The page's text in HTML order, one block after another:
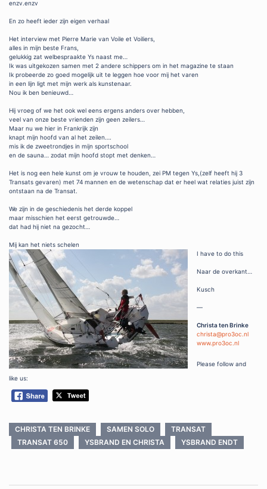
enzv.enzv
En zo heeft ieder zijn eigen verhaal
Het interview met Pierre Marie van Voile et Voiliers,
alles in mijn beste Frans,
gelukkig zat welbespraakte Ys naast me…
Ik was uitgekozen samen met 2 andere schippers om in het magazine te staan
Ik probeerde zo goed mogelijk uit te leggen hoe voor mij het varen
in een lijn ligt met mijn werk als kunstenaar.
Nou ik ben benieuwd…
Hij vroeg of we het ook wel eens ergens anders over hebben,
veel van onze beste vrienden zijn geen zeilers…
Maar nu we hier in Frankrijk zijn
knapt mijn hoofd van al het zeilen….
mis ik de zweetrondjes in mijn sportschool
en de sauna… zodat mijn hoofd stopt met denken…
Het is nog een hele kunst om je vrouw te houden, zei PM tegen Ys,(zelf heeft hij 3
Transats gevaren) met 74 mannen en de wetenschap dat er heel wat relaties juist zijn
ontstaan na de Transat.
We zijn in de geschiedenis het derde koppel
maar misschien het eerst getrouwde…
dat had hij niet na gezocht…
Mij kan het niets schelen
I have to do this
Naar de overkant…
Kusch
—
Christa ten Brinke
christa@pro3oc.nl
www.pro3oc.nl
Please follow and
like us:
CHRISTA TEN BRINKE SAMEN SOLO
TRANSAT
TRANSAT 650
YSBRAND EN CHRISTA YSBRAND ENDT